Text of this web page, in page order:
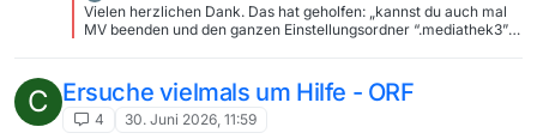
Vielen herzlichen Dank. Das hat geholfen: „kannst du auch mal
MV beenden und den ganzen Einstellungsordner “.mediathek3”
Ordner, die hab ich alle gelöscht, jetzt ist alles wieder OK. Viele
Grüße peterval [image: 1785691782737-bildschirmfoto-2026-
08-02-um-19.10.06.png]
C Ersuche vielmals um Hilfe - ORF
4 30. Juni 2026, 11:59